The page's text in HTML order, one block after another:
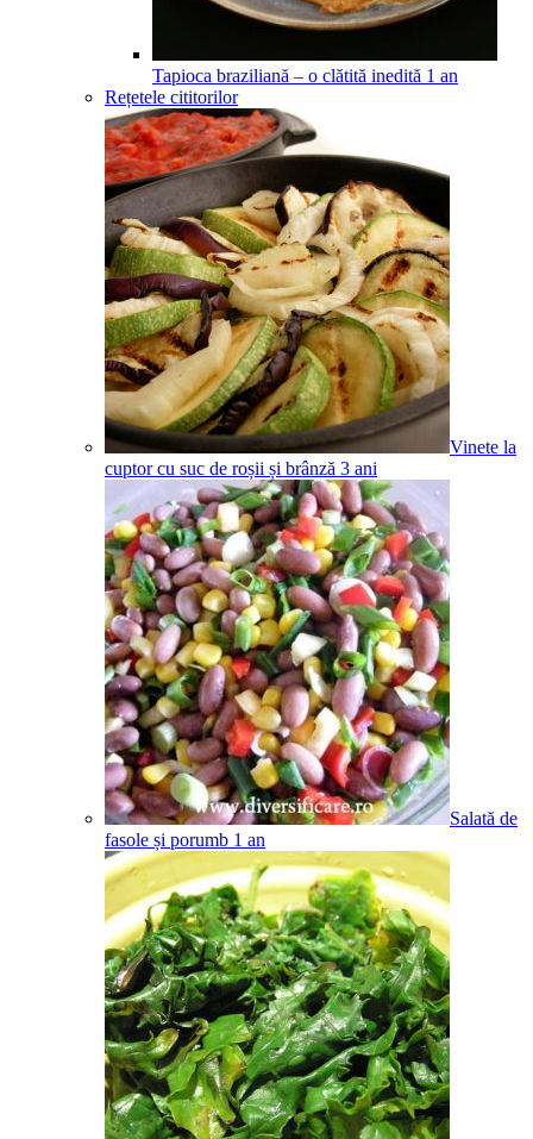
Tapioca braziliană – o clătită inedită 1 an
Rețetele cititorilor
Vinete la
cuptor cu suc de roșii și brânză 3 ani
Salată de
fasole și porumb 1 an